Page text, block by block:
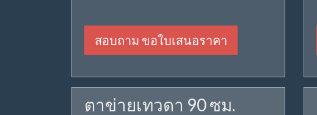
สอบถาม ขอใบเสนอราคา
ตาข่ายเทวดา 90 ซม.